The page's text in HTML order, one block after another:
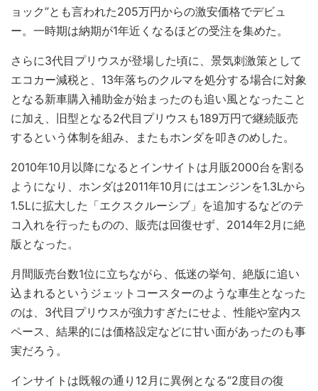
ョック”とも言われた205万円からの激安価格でデビュ
ー。一時期は納期が1年近くなるほどの受注を集めた。
さらに3代目プリウスが登場した頃に、景気刺激策として
エコカー減税と、13年落ちのクルマを処分する場合に対象
となる新車購入補助金が始まったのも追い風となったこと
に加え、旧型となる2代目プリウスも189万円で継続販売
するという体制を組み、またもホンダを叩きのめした。
2010年10月以降になるとインサイトは月販2000台を割る
ようになり、ホンダは2011年10月にはエンジンを1.3Lから
1.5Lに拡大した「エクスクルーシブ」を追加するなどのテ
コ入れを行ったものの、販売は回復せず、2014年2月に絶
版となった。
月間販売台数1位に立ちながら、低迷の挙句、絶版に追い
込まれるというジェットコースターのような車生となった
のは、3代目プリウスが強力すぎたにせよ、性能や室内ス
ペース、結果的には価格設定などに甘い面があったのも事
実だろう。
インサイトは既報の通り12月に異例となる“2度目の復